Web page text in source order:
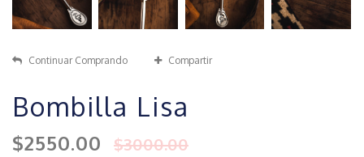
Continuar Comprando Compartir
Bombilla Lisa
$2550.00 $3000.00